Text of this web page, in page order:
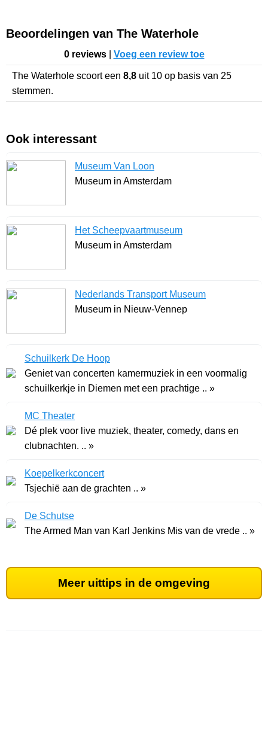
Beoordelingen van The Waterhole
0 reviews| Voeg een review toe
The Waterhole scoort een 8,8 uit 10 op basis van 25
stemmen.
Ook interessant
Museum Van Loon
Museum in Amsterdam
Het Scheepvaartmuseum
Museum in Amsterdam
Nederlands Transport Museum
Museum in Nieuw-Vennep
Schuilkerk De Hoop
Geniet van concerten kamermuziek in een voormalig
schuilkerkje in Diemen met een prachtige .. »
MC Theater
Dé plek voor live muziek, theater, comedy, dans en
clubnachten. .. »
Koepelkerkconcert
Tsjechië aan de grachten .. »
De Schutse
The Armed Man van Karl Jenkins Mis van de vrede .. »
Meer uittips in de omgeving